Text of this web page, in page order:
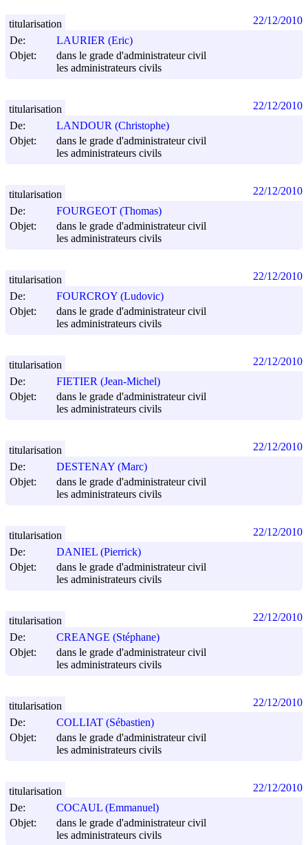
De:
LAURIER (Eric)
Objet:
dans le grade d'administrateur civil
les administrateurs civils
titularisation 22/12/2010
De:
LANDOUR (Christophe)
Objet:
dans le grade d'administrateur civil
les administrateurs civils
titularisation 22/12/2010
De:
FOURGEOT (Thomas)
Objet:
dans le grade d'administrateur civil
les administrateurs civils
titularisation 22/12/2010
De:
FOURCROY (Ludovic)
Objet:
dans le grade d'administrateur civil
les administrateurs civils
titularisation 22/12/2010
De:
FIETIER (Jean-Michel)
Objet:
dans le grade d'administrateur civil
les administrateurs civils
titularisation 22/12/2010
De:
DESTENAY (Marc)
Objet:
dans le grade d'administrateur civil
les administrateurs civils
titularisation 22/12/2010
De:
DANIEL (Pierrick)
Objet:
dans le grade d'administrateur civil
les administrateurs civils
titularisation 22/12/2010
De:
CREANGE (Stéphane)
Objet:
dans le grade d'administrateur civil
les administrateurs civils
titularisation 22/12/2010
De:
COLLIAT (Sébastien)
Objet:
dans le grade d'administrateur civil
les administrateurs civils
titularisation 22/12/2010
De:
COCAUL (Emmanuel)
Objet:
dans le grade d'administrateur civil
les administrateurs civils
titularisation 22/12/2010